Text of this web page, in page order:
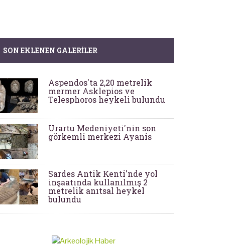
SON EKLENEN GALERILER
Aspendos'ta 2,20 metrelik
mermer Asklepios ve
Telesphoros heykeli bulundu
Urartu Medeniyeti'nin son
görkemli merkezi Ayanis
Sardes Antik Kenti'nde yol
inşaatında kullanılmış 2
metrelik anıtsal heykel
bulundu